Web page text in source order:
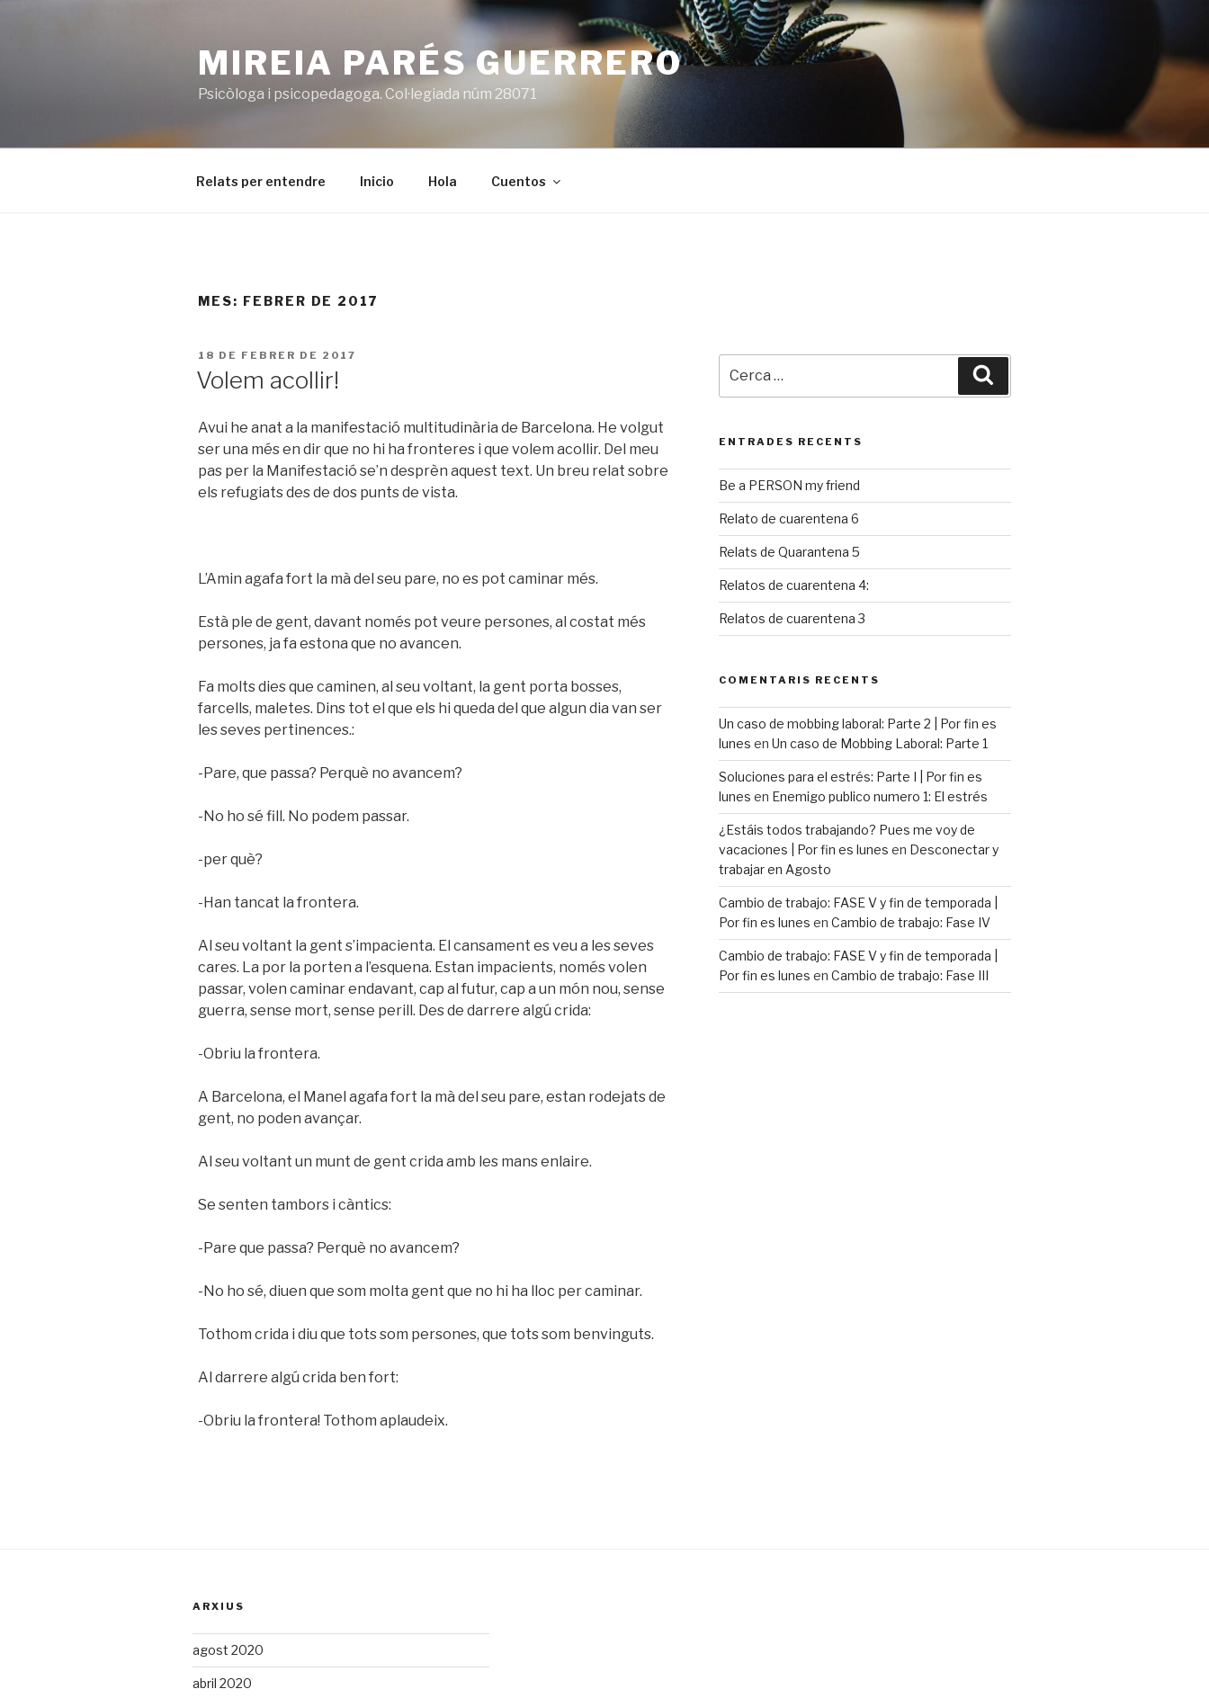
MIREIA PARÉS GUERRERO
Psicòloga i psicopedagoga. Col·legiada núm 28071
Relats per entendre Inicio Hola Cuentos
MES: FEBRER DE 2017
PUBLICAT
A
18 DE FEBRER DE 2017
Volem acollir!
Avui he anat a la manifestació multitudinària de Barcelona. He volgut
ser una més en dir que no hi ha fronteres i que volem acollir. Del meu
pas per la Manifestació se’n desprèn aquest text. Un breu relat sobre
els refugiats des de dos punts de vista.
L’Amin agafa fort la mà del seu pare, no es pot caminar més.
Està ple de gent, davant només pot veure persones, al costat més
persones, ja fa estona que no avancen.
Fa molts dies que caminen, al seu voltant, la gent porta bosses,
farcells, maletes. Dins tot el que els hi queda del que algun dia van ser
les seves pertinences.:
-Pare, que passa? Perquè no avancem?
-No ho sé fill. No podem passar.
-per què?
-Han tancat la frontera.
Al seu voltant la gent s’impacienta. El cansament es veu a les seves
cares. La por la porten a l’esquena. Estan impacients, només volen
passar, volen caminar endavant, cap al futur, cap a un món nou, sense
guerra, sense mort, sense perill. Des de darrere algú crida:
-Obriu la frontera.
A Barcelona, el Manel agafa fort la mà del seu pare, estan rodejats de
gent, no poden avançar.
Al seu voltant un munt de gent crida amb les mans enlaire.
Se senten tambors i càntics:
-Pare que passa? Perquè no avancem?
-No ho sé, diuen que som molta gent que no hi ha lloc per caminar.
Tothom crida i diu que tots som persones, que tots som benvinguts.
Al darrere algú crida ben fort:
-Obriu la frontera! Tothom aplaudeix.
ENTRADES RECENTS
Be a PERSON my friend
Relato de cuarentena 6
Relats de Quarantena 5
Relatos de cuarentena 4:
Relatos de cuarentena 3
COMENTARIS RECENTS
Un caso de mobbing laboral: Parte 2 | Por fin es
lunes en Un caso de Mobbing Laboral: Parte 1
Soluciones para el estrés: Parte I | Por fin es
lunes en Enemigo publico numero 1: El estrés
¿Estáis todos trabajando? Pues me voy de
vacaciones | Por fin es lunes en Desconectar y
trabajar en Agosto
Cambio de trabajo: FASE V y fin de temporada |
Por fin es lunes en Cambio de trabajo: Fase IV
Cambio de trabajo: FASE V y fin de temporada |
Por fin es lunes en Cambio de trabajo: Fase III
ARXIUS
agost 2020
abril 2020